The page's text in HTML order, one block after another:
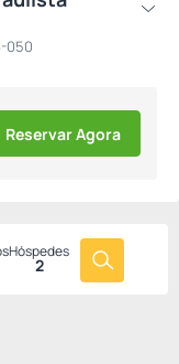
050
Reservar Agora
Hóspedes
2